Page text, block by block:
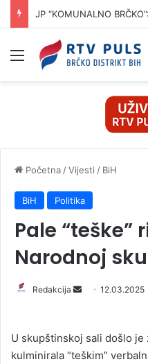
Izbornik
Početna /Vijesti / BiH
BiH Politika
Pale “teške”
Narodnoj
Redakcija
d
a
12.03.2025
U skupštinskoj sali došlo je
kulminirala “teškim”